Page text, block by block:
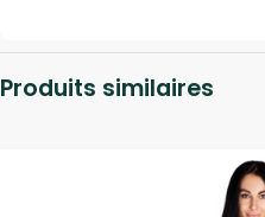
Produits similaires